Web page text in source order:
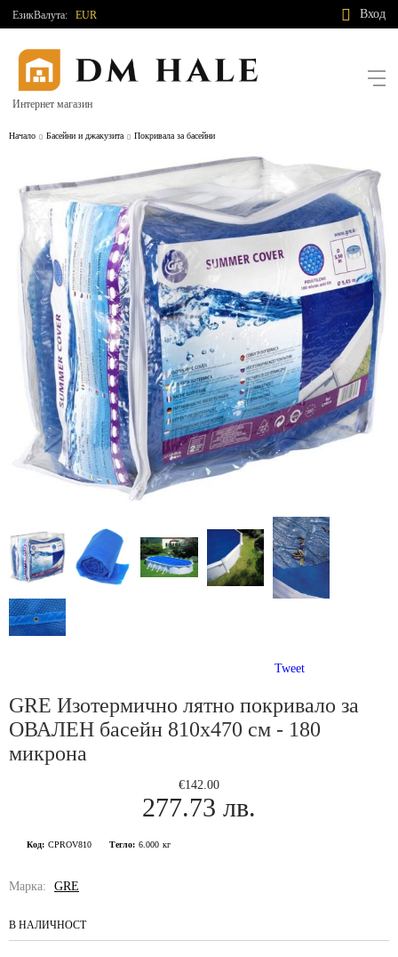
ЕзикВалута: EUR Вход
Интернет магазин
Начало Басейни и джакузита Покривала за басейни
Tweet
GRE Изотермично лятно покривало за
ОВАЛЕН басейн 810х470 см - 180
микрона
€142.00
277.73 лв.
Код: CPROV810 Тегло: 6.000 кг
Марка: GRE
В НАЛИЧНОСТ